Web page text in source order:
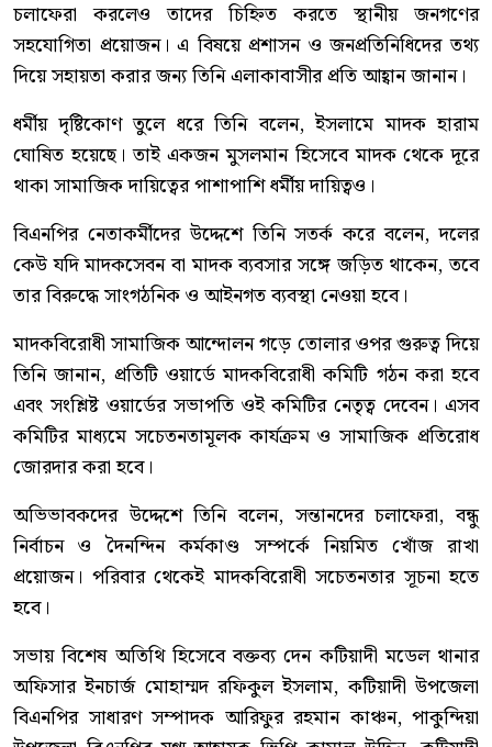
চলাফেরা করলেও তাদের চিহ্নিত করতে স্থানীয় জনগণের
সহযোগিতা প্রয়োজন। এ বিষয়ে প্রশাসন ও জনপ্রতিনিধিদের তথ্য
দিয়ে সহায়তা করার জন্য তিনি এলাকাবাসীর প্রতি আহ্বান জানান।
ধর্মীয় দৃষ্টিকোণ তুলে ধরে তিনি বলেন, ইসলামে মাদক হারাম
ঘোষিত হয়েছে। তাই একজন মুসলমান হিসেবে মাদক থেকে দূরে
থাকা সামাজিক দায়িত্বের পাশাপাশি ধর্মীয় দায়িত্বও।
বিএনপির নেতাকর্মীদের উদ্দেশে তিনি সতর্ক করে বলেন, দলের
কেউ যদি মাদকসেবন বা মাদক ব্যবসার সঙ্গে জড়িত থাকেন, তবে
তার বিরুদ্ধে সাংগঠনিক ও আইনগত ব্যবস্থা নেওয়া হবে।
মাদকবিরোধী সামাজিক আন্দোলন গড়ে তোলার ওপর গুরুত্ব দিয়ে
তিনি জানান, প্রতিটি ওয়ার্ডে মাদকবিরোধী কমিটি গঠন করা হবে
এবং সংশ্লিষ্ট ওয়ার্ডের সভাপতি ওই কমিটির নেতৃত্ব দেবেন। এসব
কমিটির মাধ্যমে সচেতনতামূলক কার্যক্রম ও সামাজিক প্রতিরোধ
জোরদার করা হবে।
অভিভাবকদের উদ্দেশে তিনি বলেন, সন্তানদের চলাফেরা, বন্ধু
নির্বাচন ও দৈনন্দিন কর্মকাণ্ড সম্পর্কে নিয়মিত খোঁজ রাখা
প্রয়োজন। পরিবার থেকেই মাদকবিরোধী সচেতনতার সূচনা হতে
হবে।
সভায় বিশেষ অতিথি হিসেবে বক্তব্য দেন কটিয়াদী মডেল থানার
অফিসার ইনচার্জ মোহাম্মদ রফিকুল ইসলাম, কটিয়াদী উপজেলা
বিএনপির সাধারণ সম্পাদক আরিফুর রহমান কাঞ্চন, পাকুন্দিয়া